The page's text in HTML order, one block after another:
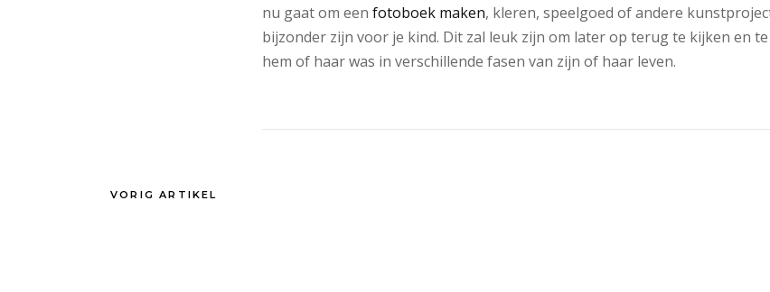
nu gaat om een fotoboek maken, kleren, speelgoed of andere
bijzonder zijn voor je kind. Dit zal leuk zijn om later op terug te kijken en
hem of haar was in verschillende fasen van zijn of haar leven.
VORIG ARTIKEL